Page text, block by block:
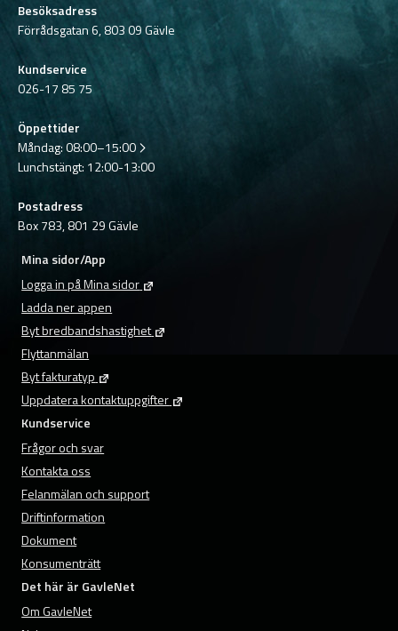
Besöksadress
Förrådsgatan 6, 803 09 Gävle
Kundservice
026-17 85 75
Öppettider
Måndag:08:00–15:00
Lunchstängt: 12:00-13:00
Postadress
Box 783, 801 29 Gävle
Mina sidor/App
Logga in på Mina sidor
Ladda ner appen
Byt bredbandshastighet
Flyttanmälan
Byt fakturatyp
Uppdatera kontaktuppgifter
Kundservice
Frågor och svar
Kontakta oss
Felanmälan och support
Driftinformation
Dokument
Konsumenträtt
Det här är GavleNet
Om GavleNet